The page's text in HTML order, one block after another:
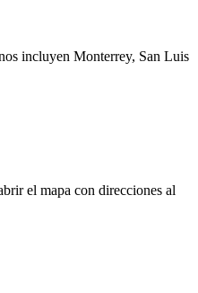
incluyen Monterrey, San Luis
el mapa con direcciones al